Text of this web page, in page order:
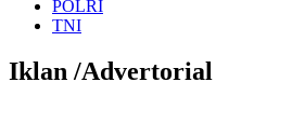
POLRI
TNI
Iklan /Advertorial